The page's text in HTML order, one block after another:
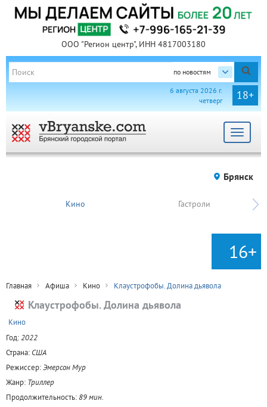
ООО "Регион центр", ИНН 4817003180
по новостям
18+
6 августа 2026 г.
четверг
Toggle
Брянск
Кино Гастроли
16+
Главная Афиша Кино Клаустрофобы. Долина дьявола
Клаустрофобы. Долина дьявола
Кино
Год:2022
Страна: США
Режиссер:Эмерсон Мур
Жанр: Триллер
Продолжительность:89 мин.